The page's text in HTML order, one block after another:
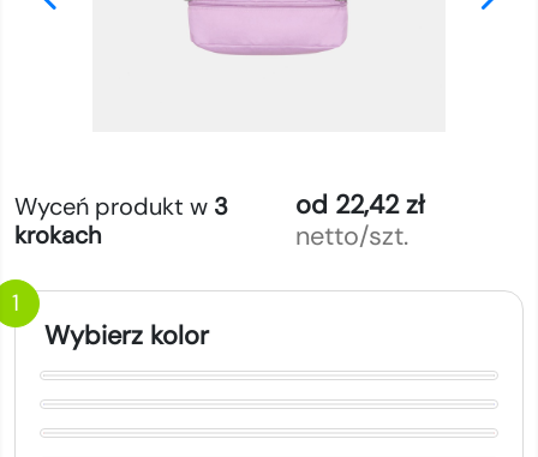
Wyceń produkt w 3
krokach
od 22,42 zł
netto/szt.
1
Wybierz kolor